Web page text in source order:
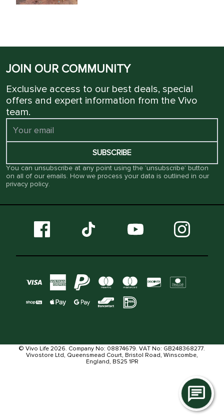
JOIN OUR COMMUNITY
Exclusive access to our best deals, special
offers and expert information from the Vivo
team.
SUBSCRIBE
You can unsubscribe at any point using the ‘unsubscribe’ button
on all of our emails. How we process your data is outlined in our
privacy policy.
© Vivo Life 2026. Company No: 08874679. VAT No: GB248368277.
Vivostore Ltd, Queensmead Court, Bristol Road, Winscombe,
England, BS25 1PR